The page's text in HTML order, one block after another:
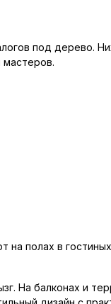
под дерево.
на полах в
На балконах и